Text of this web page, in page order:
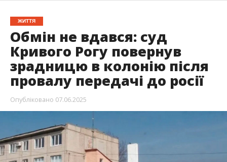
ЖИТТЯ
Обмін не вдався: суд
Кривого Рогу повернув
зрадницю в колонію після
провалу передачі до росії
Опубліковано 07.06.2025